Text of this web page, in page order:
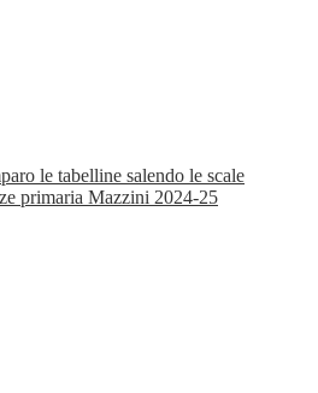
le tabelline salendo le scale
primaria Mazzini 2024-25